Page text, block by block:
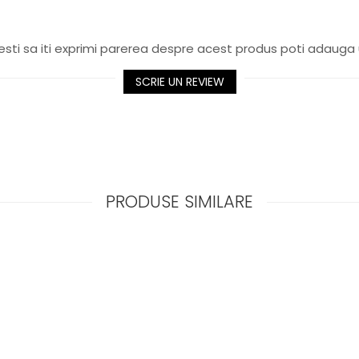
sa iti exprimi parerea despre acest produs poti adauga
SCRIE UN REVIEW
PRODUSE SIMILARE